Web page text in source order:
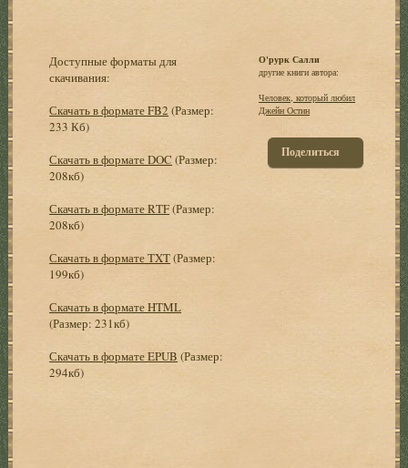
Доступные форматы для
скачивания:
Скачать в формате FB2 (Размер:
233 Кб)
Скачать в формате DOC (Размер:
208кб)
Скачать в формате RTF(Размер:
208кб)
Скачать в формате TXT(Размер:
199кб)
Скачать в формате HTML
(Размер: 231кб)
Скачать в формате EPUB (Размер:
294кб)
О'рурк Салли
другие книги автора:
Человек, который любил
Джейн Остин
Поделиться